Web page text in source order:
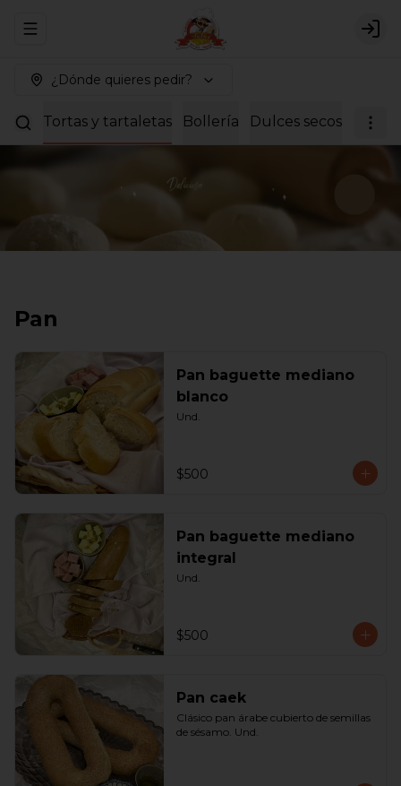
Abrir menu de navegación
¿Dónde quieres pedir?
Tortas y tartaletas Bollería Dulces secos
Pan
Pan baguette mediano
blanco
Und.
$500
Pan baguette mediano
integral
Und.
$500
Pan caek
Clásico pan árabe cubierto de semillas
de sésamo. Und.